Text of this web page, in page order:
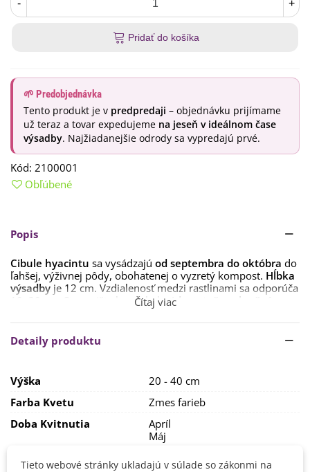
- +
Pridať do košíka
🌱 Predobjednávka
Tento produkt je v predpredaji – objednávku prijímame
už teraz a tovar expedujeme na jeseň v ideálnom čase
výsadby. Najžiadanejšie odrody sa vypredajú prvé.
Kód: 2100001
Obľúbené
Popis
Cibule hyacintu sa vysádzajú od septembra do októbra do
ľahšej, výživnej pôdy, obohatenej o vyzretý kompost. Hĺbka
výsadby je 12 cm. Vzdialenosť medzi rastlinami sa odporúča
10–20 cm. Stanovište by malo byťdostatočne slnečné.
V zime je potrebné hyacintychrániť proti vymrznutiu.
Spôsobov je niekoľko. Buď ich môžete úplne vybrať zo zeme
a uchovať na suchom mieste pri teplote cca 15 °C v rašeline
Na jar túto pokrývku včas odstráňte.
Ak budete pestovať
rastliny v kvetináči, je nutné, aby
kvetináč bol najmenej 10 cm vysoký. Cibuľky sadíme do
hĺbky tak, aby 1/3 cibuľky vyčnievala nad substrát. Najskôr
po dobu cca 2 mesiacov skladujte nádobu v chladnej
miestnosti s teplotou 5–8 °C, potom ju premiestnite do izby,
kde sa začnú objavovať prvé lístky.
Čítaj viac
Detaily produktu
Výška
20 - 40 cm
Farba Kvetu
Zmes farieb
Doba Kvitnutia
Apríl
Máj
Pestovanie
V exteriéri - vonku
Tieto webové stránky ukladajú v súlade so zákonmi na